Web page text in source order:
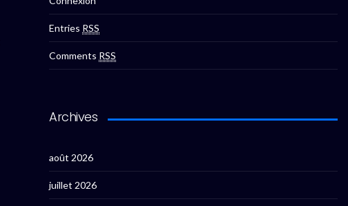
Entries RSS
Comments RSS
Archives
août 2026
juillet 2026